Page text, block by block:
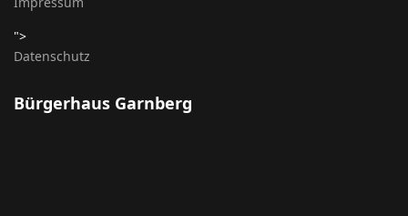
">
Datenschutz
Bürgerhaus Garnberg